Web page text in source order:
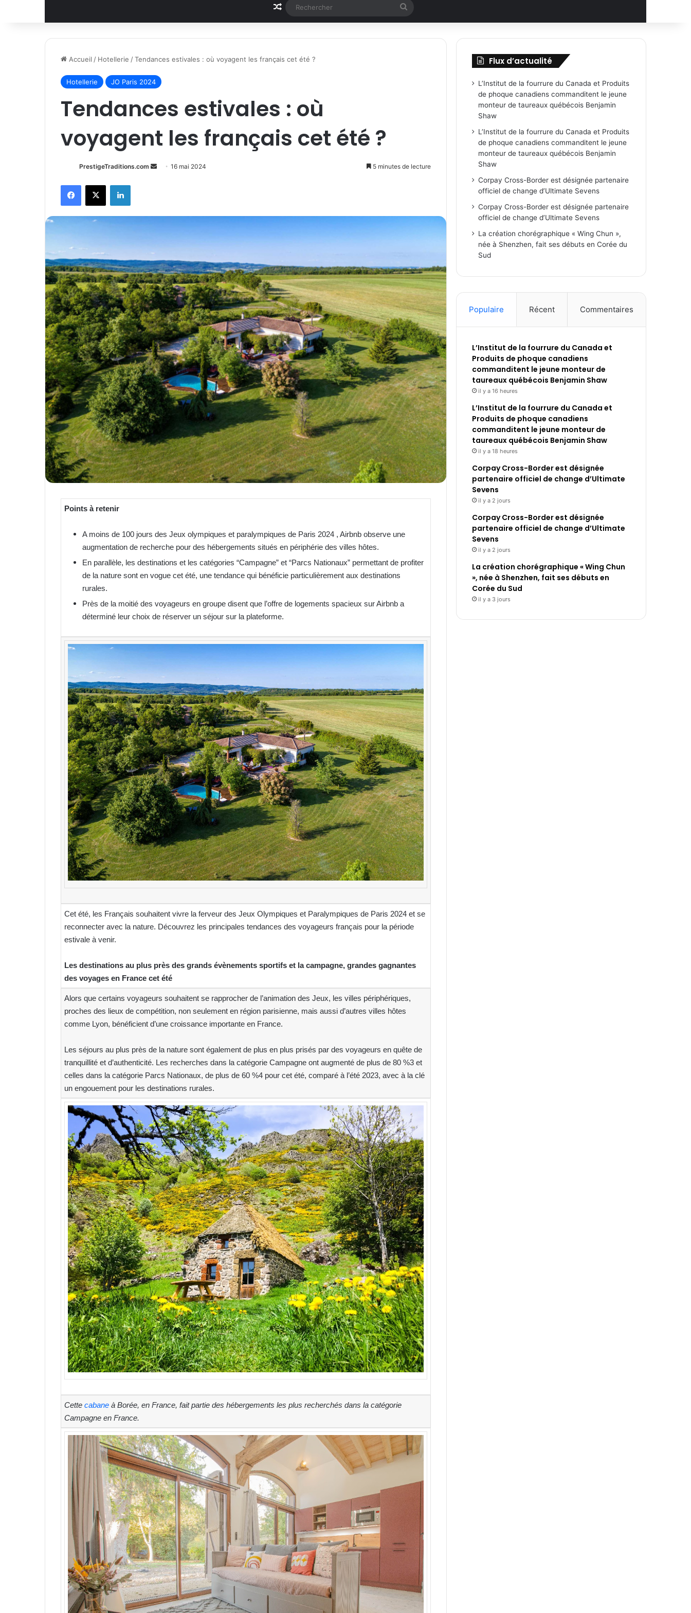
Article Aléatoire Rechercher
Accueil / Hotellerie /Tendances estivales : où voyagent les français cet été ?
Hotellerie JO Paris 2024
Tendances estivales : où
voyagent les français cet été ?
PrestigeTraditions.com
Envoyer16 mai 2024 5 minutes de lecture
Facebook
X Linkedin
Points à retenir
A moins de 100 jours des Jeux olympiques et paralympiques de Paris 2024 , Airbnb observe une
augmentation de recherche pour des hébergements situés en périphérie des villes hôtes.
En parallèle, les destinations et les catégories “Campagne” et “Parcs Nationaux” permettant de profiter
de la nature sont en vogue cet été, une tendance qui bénéficie particulièrement aux destinations
rurales.
Près de la moitié des voyageurs en groupe disent que l’offre de logements spacieux sur Airbnb a
déterminé leur choix de réserver un séjour sur la plateforme.
Cet été, les Français souhaitent vivre la ferveur des Jeux Olympiques et Paralympiques de Paris 2024 et se
reconnecter avec la nature. Découvrez les principales tendances des voyageurs français pour la période
estivale à venir.
Les destinations au plus près des grands évènements sportifs et la campagne, grandes gagnantes
des voyages en France cet été
Alors que certains voyageurs souhaitent se rapprocher de l’animation des Jeux, les villes périphériques,
proches des lieux de compétition, non seulement en région parisienne, mais aussi d’autres villes hôtes
comme Lyon, bénéficient d’une croissance importante en France.
Les séjours au plus près de la nature sont également de plus en plus prisés par des voyageurs en quête de
tranquillité et d’authenticité. Les recherches dans la catégorie Campagne ont augmenté de plus de 80 %3 et
celles dans la catégorie Parcs Nationaux, de plus de 60 %4 pour cet été, comparé à l’été 2023, avec à la clé
un engouement pour les destinations rurales.
Cette cabane à Borée, en France, fait partie des hébergements les plus recherchés dans la catégorie
Campagne en France.
Flux d’actualité
L’Institut de la fourrure du Canada et Produits
de phoque canadiens commanditent le jeune
monteur de taureaux québécois Benjamin
Shaw
L’Institut de la fourrure du Canada et Produits
de phoque canadiens commanditent le jeune
monteur de taureaux québécois Benjamin
Shaw
Corpay Cross-Border est désignée partenaire
officiel de change d’Ultimate Sevens
Corpay Cross-Border est désignée partenaire
officiel de change d’Ultimate Sevens
La création chorégraphique « Wing Chun »,
née à Shenzhen, fait ses débuts en Corée du
Sud
Populaire Récent Commentaires
L’Institut de la fourrure du Canada et
Produits de phoque canadiens
commanditent le jeune monteur de
taureaux québécois Benjamin Shaw
il y a 16 heures
L’Institut de la fourrure du Canada et
Produits de phoque canadiens
commanditent le jeune monteur de
taureaux québécois Benjamin Shaw
il y a 18 heures
Corpay Cross-Border est désignée
partenaire officiel de change d’Ultimate
Sevens
il y a 2 jours
Corpay Cross-Border est désignée
partenaire officiel de change d’Ultimate
Sevens
il y a 2 jours
La création chorégraphique « Wing Chun
», née à Shenzhen, fait ses débuts en
Corée du Sud
il y a 3 jours